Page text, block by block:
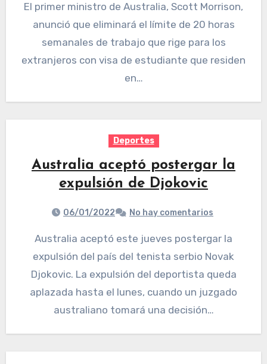
El primer ministro de Australia, Scott Morrison,
anunció que eliminará el límite de 20 horas
semanales de trabajo que rige para los
extranjeros con visa de estudiante que residen
en…
Deportes
Australia aceptó postergar la
expulsión de Djokovic
06/01/2022 No hay comentarios
Australia aceptó este jueves postergar la
expulsión del país del tenista serbio Novak
Djokovic. La expulsión del deportista queda
aplazada hasta el lunes, cuando un juzgado
australiano tomará una decisión…